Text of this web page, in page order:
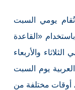
يومي السبت
«القاعدة
والأربعاء
يوم السبت
أوقات مختلفة من